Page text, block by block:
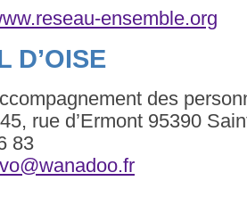
ensemble.org
D’OISE
des
rue d’Ermont 95390
83